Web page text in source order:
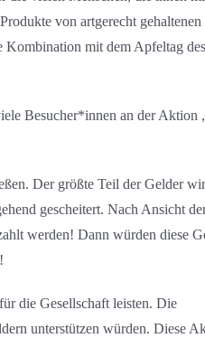
von artgerecht gehaltenen
Kombination mit dem Apfeltag
Besucher*innen an der Aktion
Der größte Teil der Gelder
gescheitert. Nach Ansicht
werden! Dann würden diese
die Gesellschaft leisten. Die
unterstützen würden. Diese